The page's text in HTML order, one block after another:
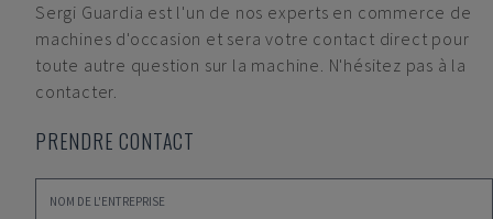
Sergi Guardia est l'un de nos experts en commerce de
machines d'occasion et sera votre contact direct pour
toute autre question sur la machine. N'hésitez pas à la
contacter.
PRENDRE CONTACT